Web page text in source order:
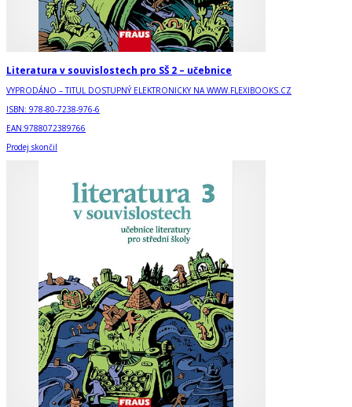
Literatura v souvislostech pro SŠ 2 – učebnice
VYPRODÁNO – TITUL DOSTUPNÝ ELEKTRONICKY NA WWW.FLEXIBOOKS.CZ
ISBN: 978-80-7238-976-6
EAN:9788072389766
Prodej skončil